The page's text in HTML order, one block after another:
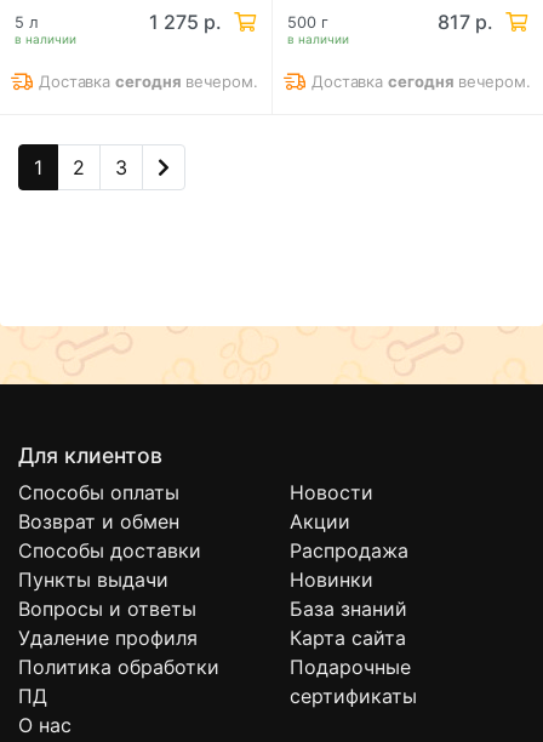
в наличии
5 л 1 275 р.
Доставкасегодня вечером.
в наличии
500 г 817 р.
Доставкасегодня вечером.
1 2 3
Для клиентов
Способы оплаты
Возврат и обмен
Способы доставки
Пункты выдачи
Вопросы и ответы
Удаление профиля
Политика обработки
ПД
О нас
Новости
Акции
Распродажа
Новинки
База знаний
Карта сайта
Подарочные
сертификаты